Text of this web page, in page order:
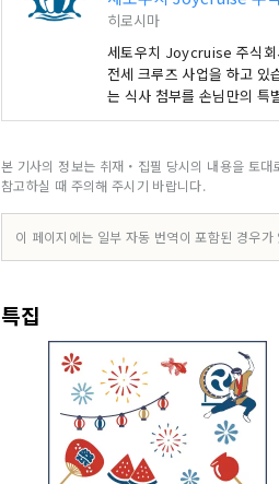
히로시마
세토우치 Joycruise 주식회
전세 크루즈 사업을 하고
는 식사 첨부를 손님만의
니다.
본 기사의 정보는 취재・집필 당시의 내용을 토
참고하실 때 주의해 주시기 바랍니다.
이 페이지에는 일부 자동 번역이 포함된 경우가
특집